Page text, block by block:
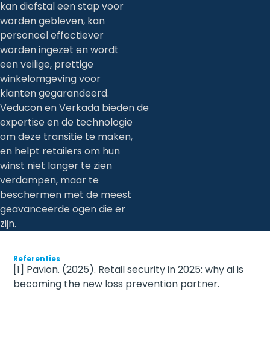
kan diefstal een stap voor
worden gebleven, kan
personeel effectiever
worden ingezet en wordt
een veilige, prettige
winkelomgeving voor
klanten gegarandeerd.
Veducon en Verkada bieden de
expertise en de technologie
om deze transitie te maken,
en helpt retailers om hun
winst niet langer te zien
verdampen, maar te
beschermen met de meest
geavanceerde ogen die er
zijn.
Referenties
[1] Pavion. (2025). Retail security in 2025: why ai is
becoming the new loss prevention partner.